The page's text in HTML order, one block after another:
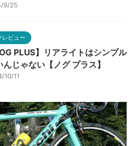
9/25
レビュー
PLUS】リアライトはシンプル
んじゃない【ノグ プラス】
10/11